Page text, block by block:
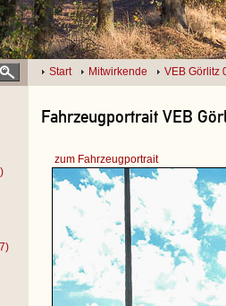
Start Mitwirkende VEB Görlitz
Fahrzeugportrait VEB
zum Fahrzeugportrait